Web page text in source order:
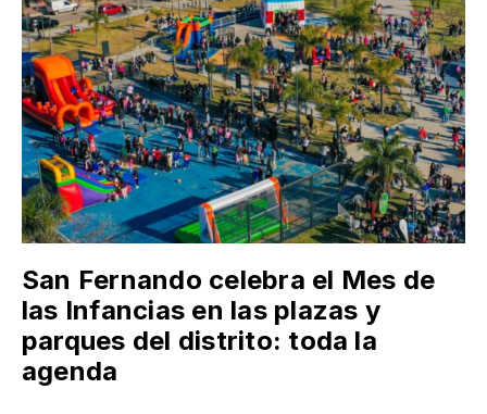
San Fernando celebra el Mes de
las Infancias en las plazas y
parques del distrito: toda la
agenda